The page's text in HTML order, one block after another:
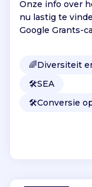
Onze info over
nu lastig te
Google Grants-
🌈Diversiteit
🛠️SEA
🛠️Conversie